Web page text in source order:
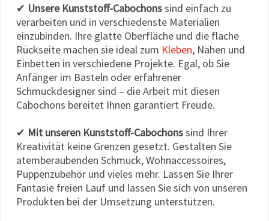
✔ Unsere Kunststoff-Cabochonssind einfach zu
verarbeiten und in verschiedenste Materialien
einzubinden. Ihre glatte Oberfläche und die flache
Rückseite machen sie ideal zum Kleben, Nähen und
Einbetten in verschiedene Projekte. Egal, ob Sie
Anfänger im Basteln oder erfahrener
Schmuckdesigner sind – die Arbeit mit diesen
Cabochons bereitet Ihnen garantiert Freude.
✔ Mit unseren Kunststoff-Cabochonssind Ihrer
Kreativität keine Grenzen gesetzt. Gestalten Sie
atemberaubenden Schmuck, Wohnaccessoires,
Puppenzubehör und vieles mehr. Lassen Sie Ihrer
Fantasie freien Lauf und lassen Sie sich von unseren
Produkten bei der Umsetzung unterstützen.